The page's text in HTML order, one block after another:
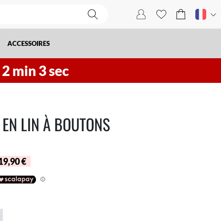
2min 2sec
ACCESSOIRES
LIN À BOUTONS
€